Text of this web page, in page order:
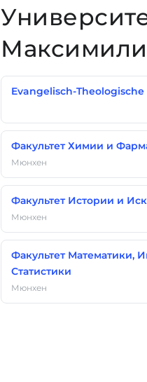
Evangelisch-
Факультет Химии и
Мюнхен
Факультет Истории и
Мюнхен
Факультет Математики,
Статистики
Мюнхен